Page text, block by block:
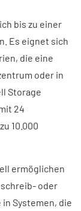
bis zu einer
Es eignet sich
die eine
oder in
Storage
24
10.000
ermöglichen
oder
Systemen, die